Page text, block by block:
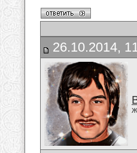
26.10.2014,